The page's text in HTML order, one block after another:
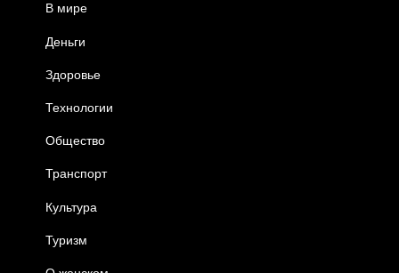
В мире
Деньги
Здоровье
Технологии
Общество
Транспорт
Культура
Туризм